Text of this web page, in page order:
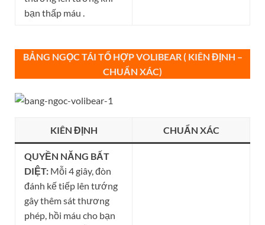
bạn thấp máu .
BẢNG NGỌC TÁI TỔ HỢP VOLIBEAR ( KIÊN ĐỊNH –
CHUẨN XÁC)
KIÊN ĐỊNH CHUẨN XÁC
QUYỀN NĂNG BẤT
DIỆT: Mỗi 4 giây, đòn
đánh kế tiếp lên tướng
gây thêm sát thương
phép, hồi máu cho bạn